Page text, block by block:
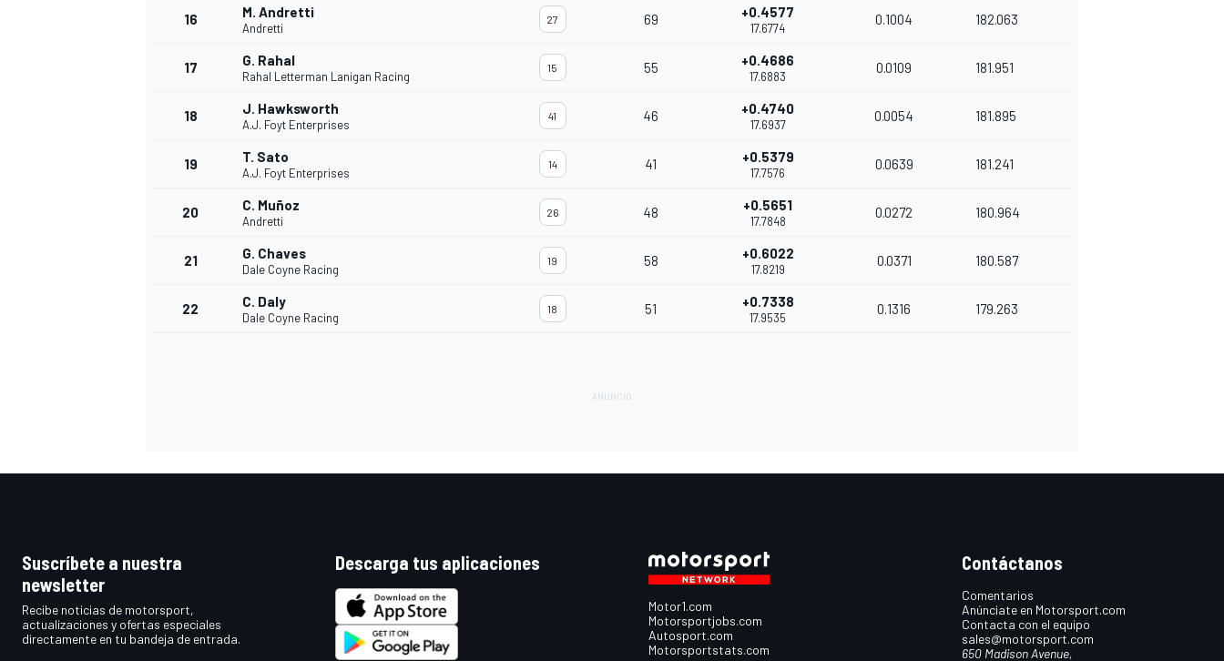
16 M. Andretti
Andretti
27 69 +0.4577
17.6774
0.1004 182.063
17 G. Rahal
Rahal Letterman Lanigan Racing
15 55 +0.4686
17.6883
0.0109 181.951
18 J. Hawksworth
A.J. Foyt Enterprises
41 46 +0.4740
17.6937
0.0054 181.895
19 T. Sato
A.J. Foyt Enterprises
14 41 +0.5379
17.7576
0.0639 181.241
20 C. Muñoz
Andretti
26 48 +0.5651
17.7848
0.0272 180.964
21 G. Chaves
Dale Coyne Racing
19 58 +0.6022
17.8219
0.0371 180.587
22 C. Daly
Dale Coyne Racing
18 51 +0.7338
17.9535
0.1316 179.263
Suscríbete a nuestra
newsletter
Recibe noticias de motorsport,
actualizaciones y ofertas especiales
directamente en tu bandeja de entrada.
Descarga tus aplicaciones
Motor1.com
Motorsportjobs.com
Autosport.com
Motorsportstats.com
Contáctanos
Comentarios
Anúnciate en Motorsport.com
Contacta con el equipo
sales@motorsport.com
650 Madison Avenue,